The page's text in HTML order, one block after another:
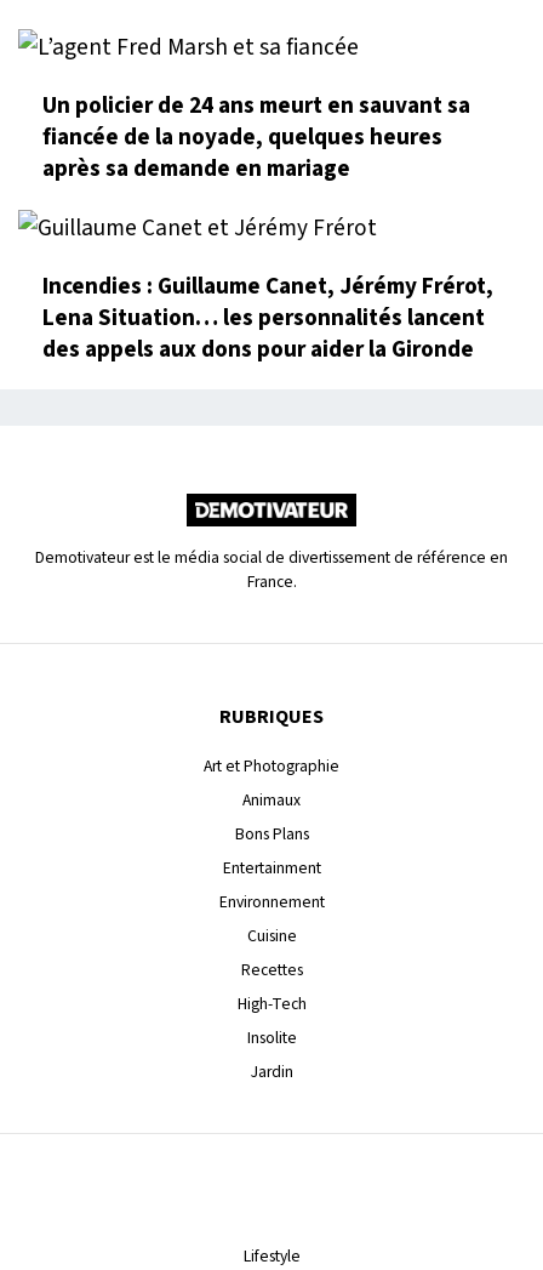
Un policier de 24 ans meurt en sauvant sa
fiancée de la noyade, quelques heures
après sa demande en mariage
Incendies : Guillaume Canet, Jérémy Frérot,
Lena Situation… les personnalités lancent
des appels aux dons pour aider la Gironde
Demotivateur est le média social de divertissement de référence en
France.
RUBRIQUES
Art et Photographie
Animaux
Bons Plans
Entertainment
Environnement
Cuisine
Recettes
High-Tech
Insolite
Jardin
Lifestyle